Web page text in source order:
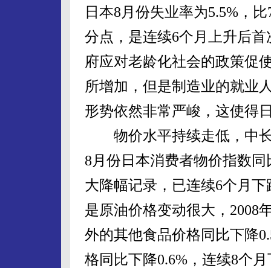
日本8月份失业率为5.5%，
分点，是连续6个月上升后
府应对老龄化社会的政策促
所增加，但是制造业的就业
形势依然非常严峻，这使得
物价水平持续走低，中长
8月份日本消费者物价指数
大降幅记录，已连续6个月
是原油价格变动很大，2008
外的其他食品价格同比下降
格同比下降0.6%，连续8个